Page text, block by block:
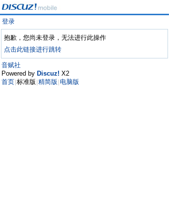
登录
抱歉，您尚未登录，无法进行此操作
点击此链接进行跳转
音赋社
Powered by Discuz! X2
首页 标准版 精简版 电脑版